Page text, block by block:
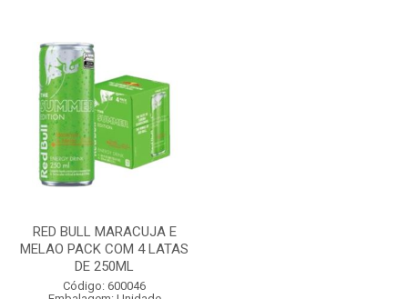
RED BULL MARACUJA E
MELAO PACK COM 4 LATAS
DE 250ML
Código: 600046